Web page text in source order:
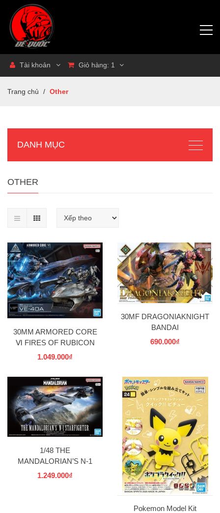
Tài khoản Giỏ hàng: 1
Trang chủ / Other
DANH MỤC
OTHER
30MM ARMORED CORE
Ⅵ FIRES OF RUBICON
ARQUEBUS ADD VE-40A
1.049.000₫
30MF DRAGONIAKNIGHT
BANDAI
690.000₫
1/48 THE
MANDALORIAN’S N-1
STARFIGHTER BANDAI
1.249.000₫
Pokemon Model Kit